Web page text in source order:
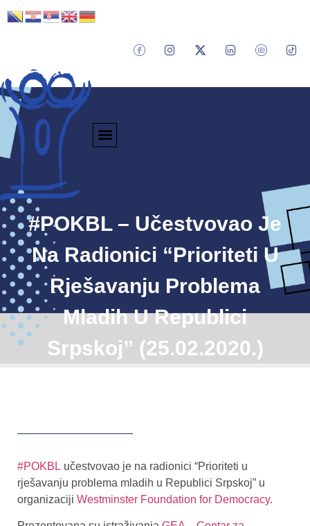
#POKBL – Učestvovao Je
Na Radionici “Prioriteti U
Rješavanju Problema
Mladih U Republici
Srpskoj” (25.02.2020.)
#POKBL učestvovao je na radionici “Prioriteti u
rješavanju problema mladih u Republici Srpskoj” u
organizaciji Westminster Foundation for Democracy.